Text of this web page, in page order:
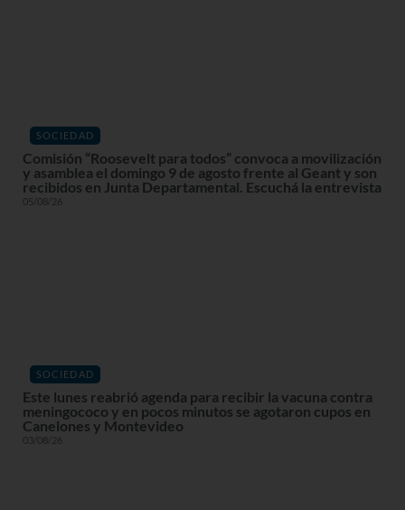
SOCIEDAD
Comisión “Roosevelt para todos” convoca a movilización
y asamblea el domingo 9 de agosto frente al Geant y son
recibidos en Junta Departamental. Escuchá la entrevista
05/08/26
SOCIEDAD
Este lunes reabrió agenda para recibir la vacuna contra
meningococo y en pocos minutos se agotaron cupos en
Canelones y Montevideo
03/08/26